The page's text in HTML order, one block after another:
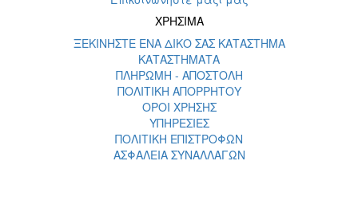
ΧΡΗΣΙΜΑ
ΞΕΚΙΝΗΣΤΕ ΕΝΑ ΔΙΚΟ ΣΑΣ ΚΑΤΑΣΤΗΜΑ
ΚΑΤΑΣΤΗΜΑΤΑ
ΠΛΗΡΩΜΗ - ΑΠΟΣΤΟΛΗ
ΠΟΛΙΤΙΚΗ ΑΠΟΡΡΗΤΟΥ
ΟΡΟΙ ΧΡΗΣΗΣ
ΥΠΗΡΕΣΙΕΣ
ΠΟΛΙΤΙΚΗ ΕΠΙΣΤΡΟΦΩΝ
ΑΣΦΑΛΕΙΑ ΣΥΝΑΛΛΑΓΩΝ